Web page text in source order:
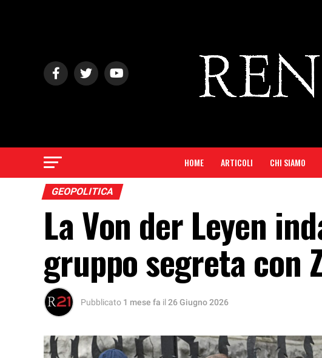
HOME ARTICOLI CHI SIAMO
GEOPOLITICA
La Von der Leyen
gruppo segreta con
Pubblicato 1 mese fa il26 Giugno 2026